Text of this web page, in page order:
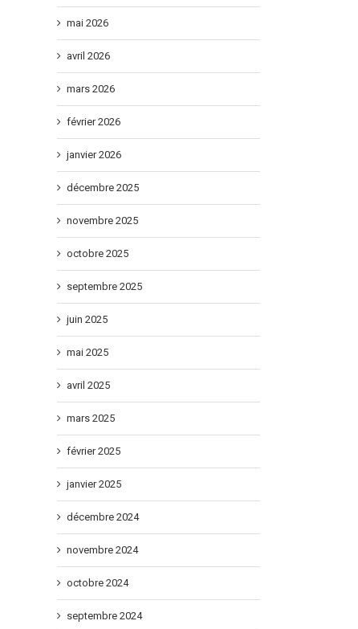
mai 2026
avril 2026
mars 2026
février 2026
janvier 2026
décembre 2025
novembre 2025
octobre 2025
septembre 2025
juin 2025
mai 2025
avril 2025
mars 2025
février 2025
janvier 2025
décembre 2024
novembre 2024
octobre 2024
septembre 2024